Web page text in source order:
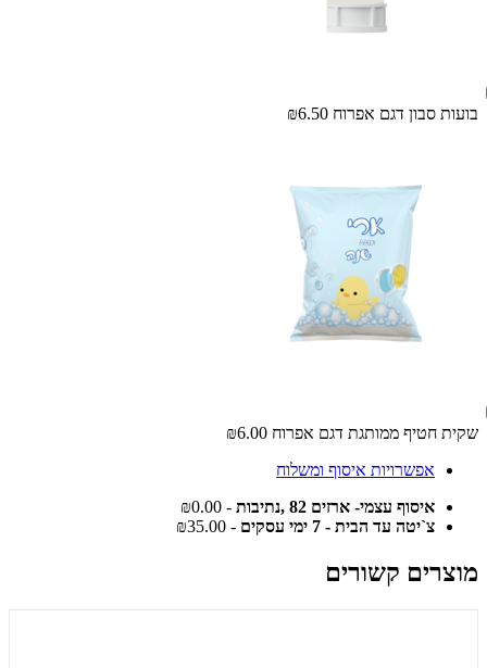
בועות סבון דגם אפרוח ₪6.50
שקית חטיף ממותגת דגם אפרוח ₪6.00
אפשרויות איסוף ומשלוח
איסוף עצמי- ארזים 82 ,נתיבות
- ₪0.00
צ`יטה עד הבית - 7 ימי עסקים
- ₪35.00
מוצרים קשורים